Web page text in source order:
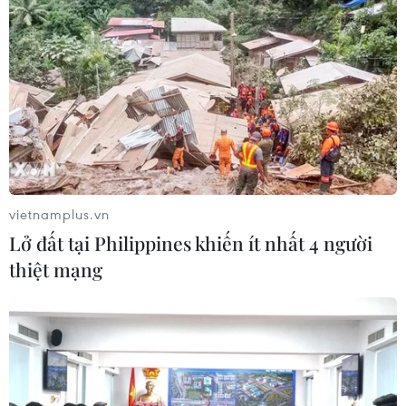
06/08/2026 09:59
Thanh Hóa dự kiến bắn pháo hoa vào
dịp Quốc khánh 2/9
06/08/2026 09:58
Mưa lớn kéo dài gây nhiều thiệt hại
về nhà ở, giao thông tại tỉnh Sơn La
06/08/2026 09:48
Cao điểm "100 ngày chuyển đổi số":
Chuyển động từ cơ sở
vietnamplus.vn
Lở đất tại Philippines khiến ít nhất 4 người
thiệt mạng